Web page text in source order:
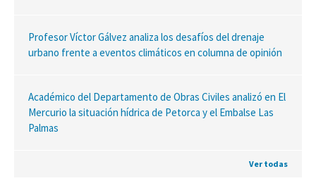
Profesor Víctor Gálvez analiza los desafíos del drenaje
urbano frente a eventos climáticos en columna de opinión
Académico del Departamento de Obras Civiles analizó en El
Mercurio la situación hídrica de Petorca y el Embalse Las
Palmas
Ver todas